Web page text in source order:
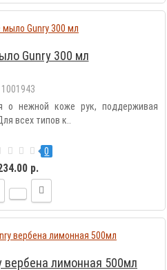
Gunry 300 мл
1001943
о нежной коже рук, поддерживая
всех типов к..
0
р.
лимонная 500мл